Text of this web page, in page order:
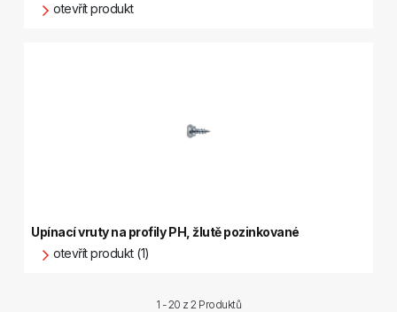
otevřít produkt
Upínací vruty na profily PH, žlutě pozinkované
otevřít produkt (1)
1 - 20 z2 Produktů